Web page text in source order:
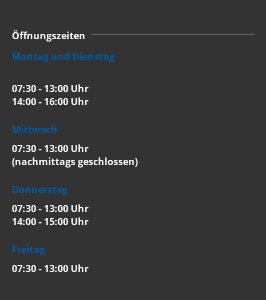
Öffnungszeiten
Montag und Dienstag
07:30 - 13:00 Uhr
14:00 - 16:00 Uhr
Mittwoch
07:30 - 13:00 Uhr
(nachmittags geschlossen)
Donnerstag
07:30 - 13:00 Uhr
14:00 - 15:00 Uhr
Freitag
07:30 - 13:00 Uhr